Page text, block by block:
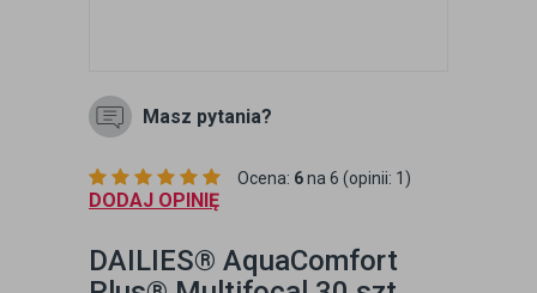
Masz pytania?
Ocena: 6na 6 (opinii: 1)
DODAJ OPINIĘ
DAILIES® AquaComfort